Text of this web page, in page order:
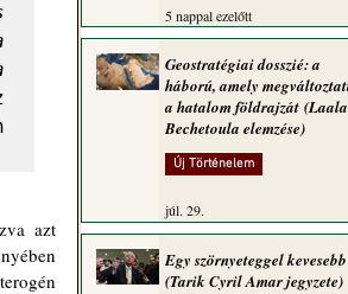
5 nappal ezelőtt
Geostratégiai dosszié: a
háború, amely
a hatalom földrajzát (Laala
Bechetoula elemzése)
Új Történelem
júl. 29.
Egy szörnyeteggel kevesebb
(Tarik Cyril Amar jegyzete)